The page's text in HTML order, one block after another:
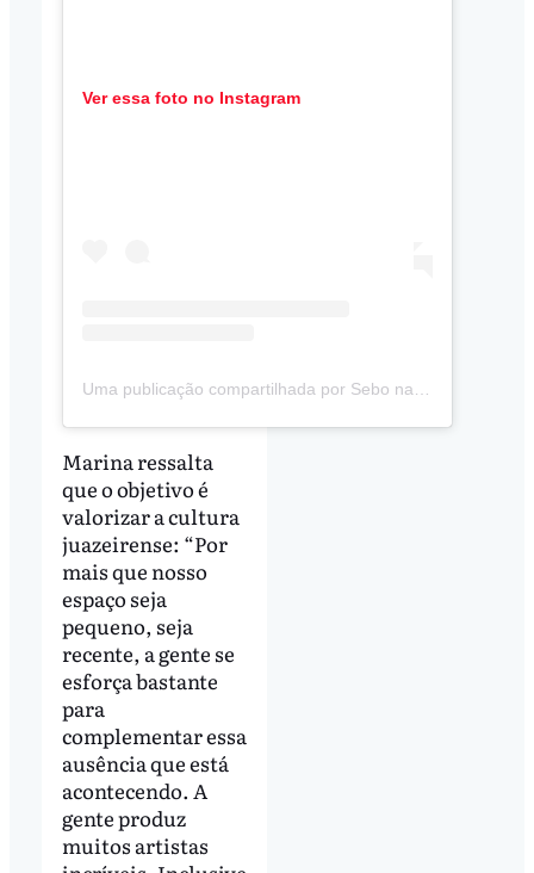
Ver essa foto no Instagram
Uma publicação compartilhada por Sebo nas Canelas (@sebo_nascanelas)
Marina ressalta
que o objetivo é
valorizar a cultura
juazeirense: “Por
mais que nosso
espaço seja
pequeno, seja
recente, a gente se
esforça bastante
para
complementar essa
ausência que está
acontecendo. A
gente produz
muitos artistas